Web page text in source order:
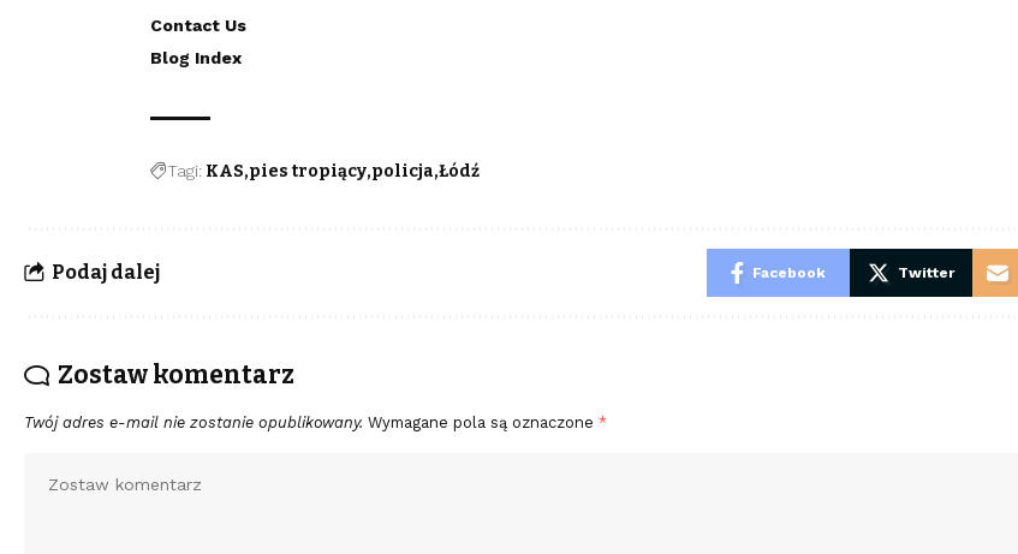
Contact Us
Blog Index
Tagi: KAS pies tropiący policja Łódź
Podaj dalej Facebook Twitter
Zostaw komentarz
Twój adres e-mail nie zostanie opublikowany. Wymagane pola są oznaczone *